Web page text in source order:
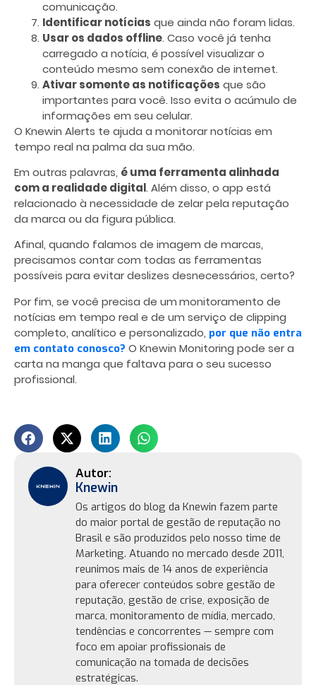
comunicação.
Identificar notícias que ainda não foram lidas.
Usar os dados offline. Caso você já tenha
carregado a notícia, é possível visualizar o
conteúdo mesmo sem conexão de internet.
Ativar somente as notificações que são
importantes para você. Isso evita o acúmulo de
informações em seu celular.
O Knewin Alerts te ajuda a monitorar notícias em
tempo real na palma da sua mão.
Em outras palavras, é uma ferramenta alinhada
com a realidade digital. Além disso, o app está
relacionado à necessidade de zelar pela reputação
da marca ou da figura pública.
Afinal, quando falamos de imagem de marcas,
precisamos contar com todas as ferramentas
possíveis para evitar deslizes desnecessários, certo?
Por fim, se você precisa de ummonitoramento de
notícias em tempo real e de um serviço de clipping
completo, analítico e personalizado, por que não entra
em contato conosco? O Knewin Monitoring pode ser a
carta na manga que faltava para o seu sucesso
profissional.
Knewin
Os artigos do blog da Knewin fazem parte
do maior portal de gestão de reputação no
Brasil e são produzidos pelo nosso time de
Marketing. Atuando no mercado desde 2011,
reunimos mais de 14 anos de experiência
para oferecer conteúdos sobre gestão de
reputação, gestão de crise, exposição de
marca, monitoramento de mídia, mercado,
tendências e concorrentes — sempre com
foco em apoiar profissionais de
comunicação na tomada de decisões
estratégicas.